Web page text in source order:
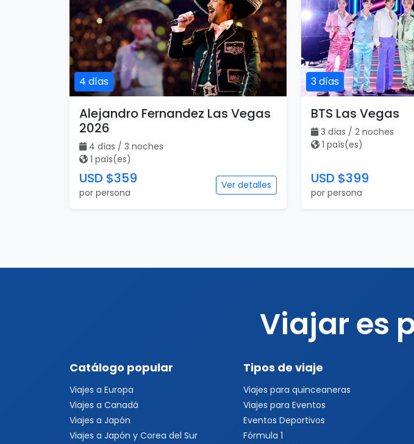
4 días
Alejandro Fernandez Las Vegas
2026
4 días / 3 noches
1 país(es)
USD $359
por persona
Ver detalles
3 días
BTS Las Vegas
3 días / 2 noches
1 país(es)
USD $399
por persona
Viajar es
Catálogo popular
Viajes a Europa
Viajes a Canadá
Viajes a Japón
Viajes a Japón y Corea del Sur
Tipos de viaje
Viajes para quinceaneras
Viajes para Eventos
Eventos Deportivos
Fórmula 1